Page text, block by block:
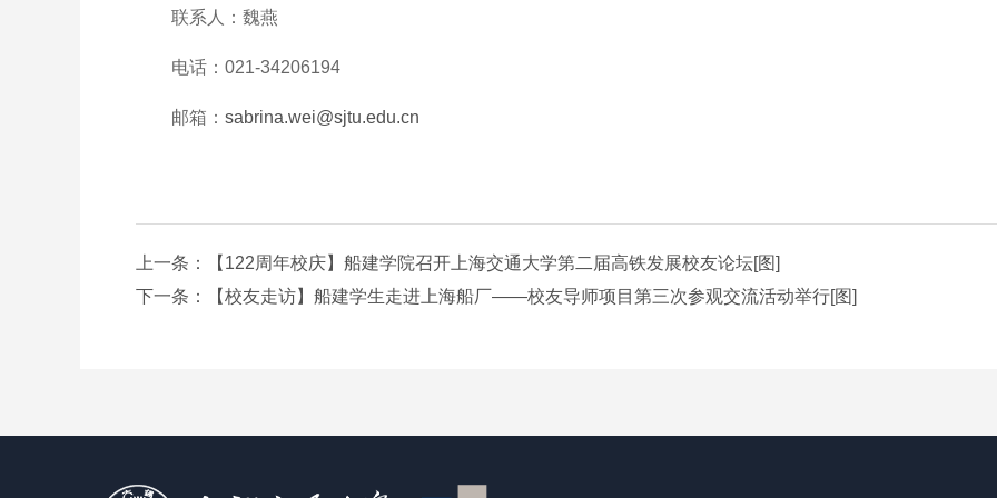
联系人：魏燕
电话：021-34206194
邮箱： sabrina.wei@sjtu.edu.cn
上一条：【122周年校庆】船建学院召开上海交通大学第二届高铁发展校友论坛[图]
下一条：【校友走访】船建学生走进上海船厂——校友导师项目第三次参观交流活动举行[图]